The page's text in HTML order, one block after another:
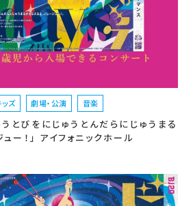
ッズ 劇場・公演 音楽
とびをにじゅうとんだらにじゅうまる
ー！」 アイフォニックホール